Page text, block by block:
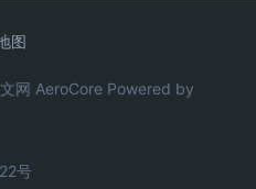
图
网 AeroCore Powered by
号